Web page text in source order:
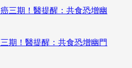
期！醫提醒：共食恐增幽門